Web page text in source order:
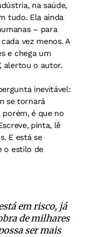
na saúde,
tudo. Ela ainda
– para
vez menos. A
e chega um
alertou o autor.
inevitável:
se tornará
porém, é que no
pinta, lê
E está se
o estilo de
em risco, já
de milhares
ser mais